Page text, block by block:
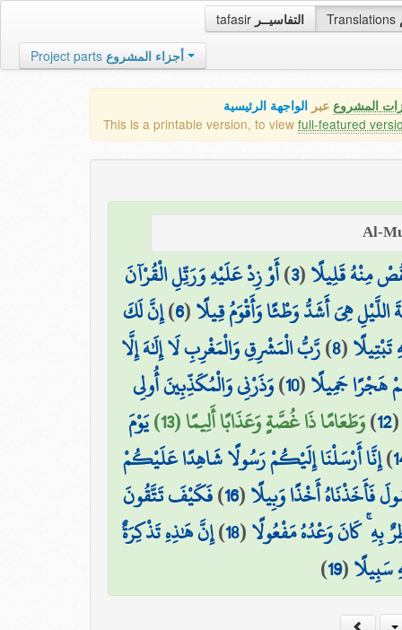
tafasir التفاسيــر Translations
Project parts أجزاء المشروع
المشروع عبر الواجهة الرئيسية
This is a printable version, to view full-featured
مِنْهُ قَلِيلًا(
3
)أَوْ زِدْ عَلَيْهِ وَرَتِّلِ الْقُرْآنَ
اللَّيْلِ هِيَ أَشَدُّ وَطْئًا وَأَقْوَمُ قِيلًا(
6
)إِنَّ لَكَ
(
8
)رَّبُّ الْمَشْرِقِ وَالْمَغْرِبِ لَا إِلَٰهَ إِلَّا
هَجْرًا جَمِيلًا(
10
)وَذَرْنِي وَالْمُكَذِّبِينَ أُولِي
12
)وَطَعَامًا ذَا غُصَّةٍ وَعَذَابًا أَلِيمًا (13)
يَوْمَ
)إِنَّا أَرْسَلْنَا إِلَيْكُمْ رَسُولًا شَاهِدًا عَلَيْكُمْ
فَأَخَذْنَاهُ أَخْذًا وَبِيلًا(
16
)فَكَيْفَ تَتَّقُونَ
بِهِ ۚ كَانَ وَعْدُهُ مَفْعُولًا(
18
)إِنَّ هَٰذِهِ تَذْكِرَةٌ
سَبِيلًا(
19
)